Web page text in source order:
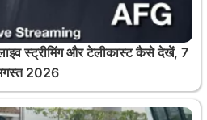
स्ट्रीमिंग और टेलीकास्ट कैसे देखें, 7
2026